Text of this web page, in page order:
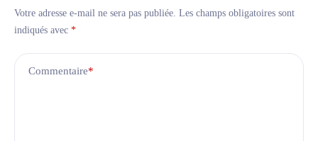
Votre adresse e-mail ne sera pas publiée. Les champs obligatoires sont
indiqués avec *
Commentaire*